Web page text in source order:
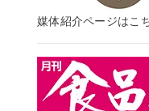
媒体紹介ページはこ